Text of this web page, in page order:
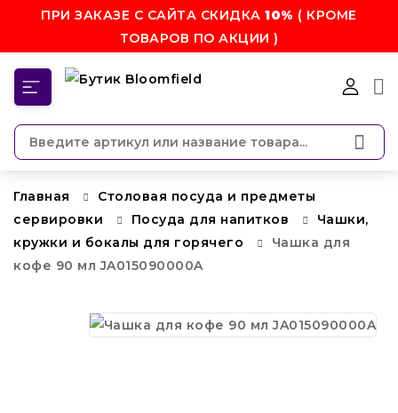
ПРИ ЗАКАЗЕ С САЙТА СКИДКА10% ( КРОМЕ
ТОВАРОВ ПО АКЦИИ )
Главная
Столовая посуда и предметы
сервировки
Посуда для напитков
Чашки,
кружки и бокалы для горячего
Чашка для
кофе 90 мл JA015090000A